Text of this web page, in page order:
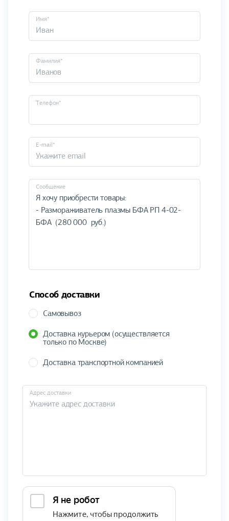
Имя*
Фамилия*
Телефон*
E-mail*
Cообщение
Способ доставки
Самовывоз
Доставка курьером (осуществляется
только по Москве)
Доставка транспортной компанией
Адрес доставки